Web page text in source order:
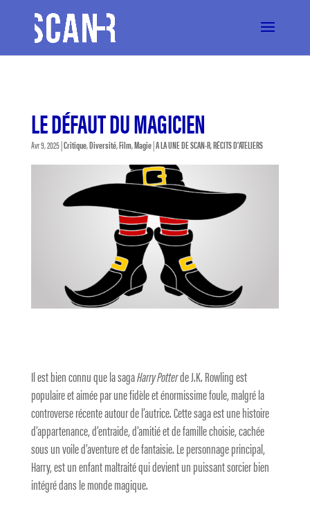
LE DÉFAUT DU MAGICIEN
Avr 9, 2025|Critique,Diversité,Film,Magie|A LA UNE DE SCAN-R,RÉCITS D'ATELIERS
Il est bien connu que la sagaHarry Potterde J.K. Rowling est
populaire et aimée par une fidèle et énormissime foule, malgré la
controverse récente autour de l’autrice. Cette saga est une histoire
d’appartenance, d’entraide, d’amitié et de famille choisie, cachée
sous un voile d’aventure et de fantaisie. Le personnage principal,
Harry, est un enfant maltraité qui devient un puissant sorcier bien
intégré dans le monde magique.